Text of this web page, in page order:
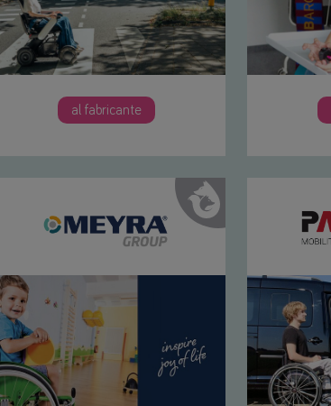
al fabricante